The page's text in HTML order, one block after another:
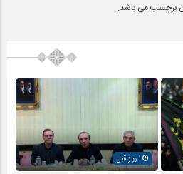
برچسب می باشد.